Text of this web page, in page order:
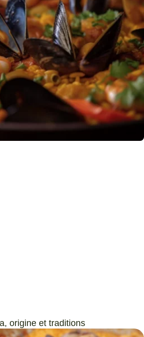
origine et traditions